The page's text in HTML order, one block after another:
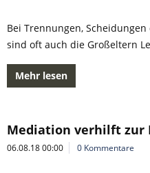
Bei Trennungen,
sind oft auch die Großeltern
Mehr lesen
Mediation verhilft zur
06.08.18 00:00 0 Kommentare